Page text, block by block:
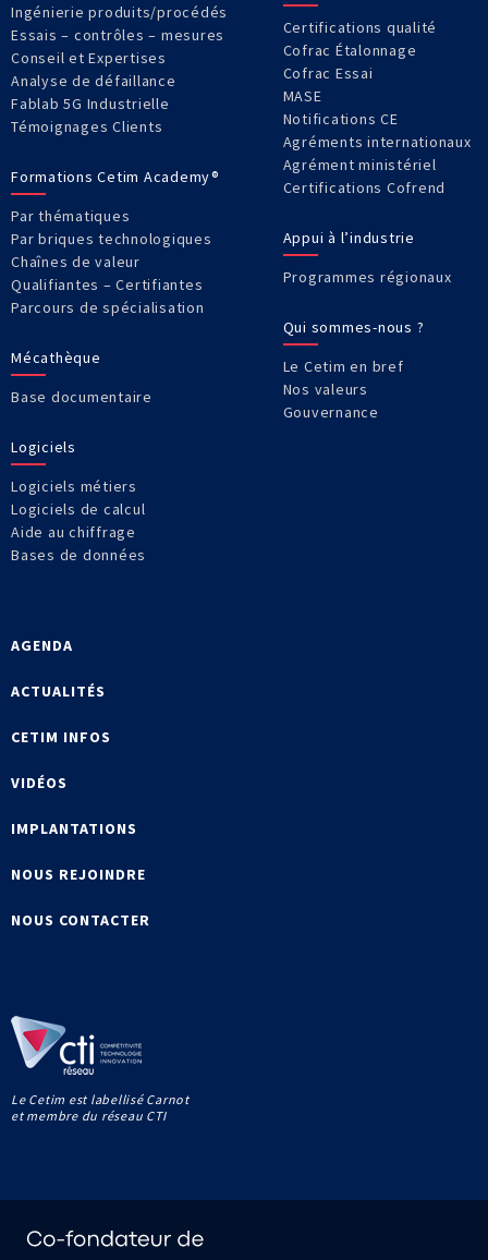
Le Cetim est labellisé Carnot
et membre du réseau CTI
Ingénierie produits/procédés
Essais – contrôles – mesures
Conseil et Expertises
Analyse de défaillance
Fablab 5G Industrielle
Témoignages Clients
Formations Cetim Academy®
Par thématiques
Par briques technologiques
Chaînes de valeur
Qualifiantes – Certifiantes
Parcours de spécialisation
Mécathèque
Base documentaire
Logiciels
Logiciels métiers
Logiciels de calcul
Aide au chiffrage
Bases de données
Certifications qualité
Cofrac Étalonnage
Cofrac Essai
MASE
Notifications CE
Agréments internationaux
Agrément ministériel
Certifications Cofrend
Appui à l’industrie
Programmes régionaux
Qui sommes-nous ?
Le Cetim en bref
Nos valeurs
Gouvernance
AGENDA
ACTUALITÉS
CETIM INFOS
VIDÉOS
IMPLANTATIONS
NOUS REJOINDRE
NOUS CONTACTER